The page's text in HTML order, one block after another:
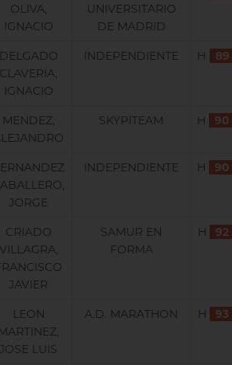
OLIVA,
IGNACIO
UNIVERSITARIO
DE MADRID
DELGADO
CLAVERIA,
IGNACIO
INDEPENDIENTE H 89
MENDEZ,
SKYPITEAM H 90
JORGE
INDEPENDIENTE H 90
CRIADO
VILLAGRA,
JAVIER
SAMUR EN
FORMA
H 92
LEON
MARTINEZ,
JOSE LUIS
A.D. MARATHON H 93